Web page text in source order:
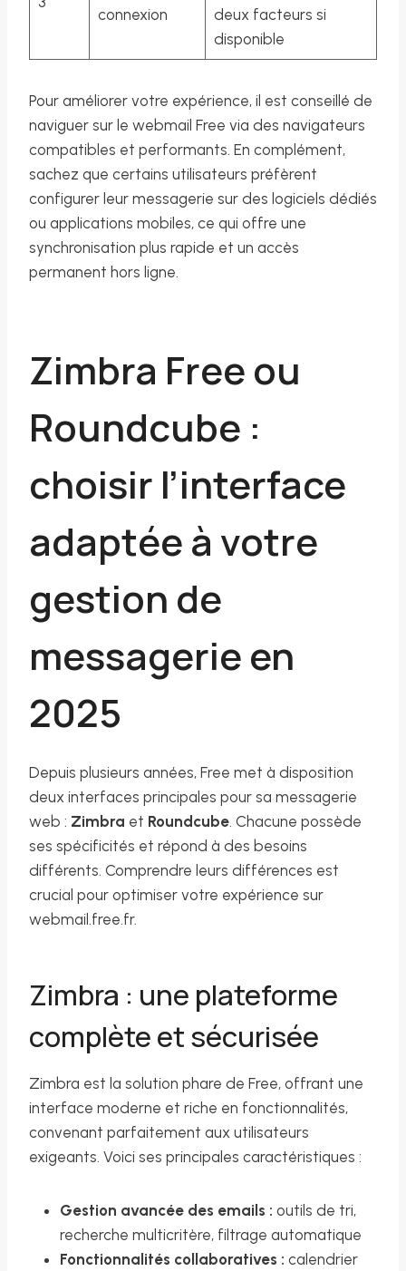
connexion
deux facteurs si
disponible
Pour améliorer votre expérience, il est conseillé de
naviguer sur le webmail Free via des navigateurs
compatibles et performants. En complément,
sachez que certains utilisateurs préfèrent
configurer leur messagerie sur des logiciels dédiés
ou applications mobiles, ce qui offre une
synchronisation plus rapide et un accès
permanent hors ligne.
Zimbra Free ou
Roundcube :
choisir l’interface
adaptée à votre
gestion de
messagerie en
2025
Depuis plusieurs années, Free met à disposition
deux interfaces principales pour sa messagerie
web : Zimbra et Roundcube . Chacune possède
ses spécificités et répond à des besoins
différents. Comprendre leurs différences est
crucial pour optimiser votre expérience sur
webmail.free.fr.
Zimbra : une plateforme
complète et sécurisée
Zimbra est la solution phare de Free, offrant une
interface moderne et riche en fonctionnalités,
convenant parfaitement aux utilisateurs
exigeants. Voici ses principales caractéristiques :
Gestion avancée des emails : outils de tri,
recherche multicritère, filtrage automatique
Fonctionnalités collaboratives : calendrier